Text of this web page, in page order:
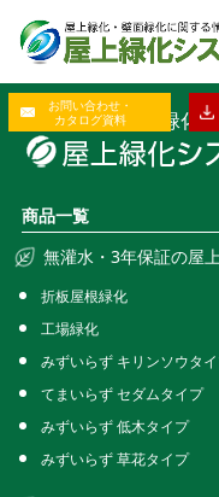
お問い合わせ・
カタログ資料
屋上緑化・壁面緑化
商品一覧
無灌水・3年保証の屋
折板屋根緑化
工場緑化
みずいらず キリンソウタ
てまいらず セダムタイプ
みずいらず 低木タイプ
みずいらず 草花タイプ